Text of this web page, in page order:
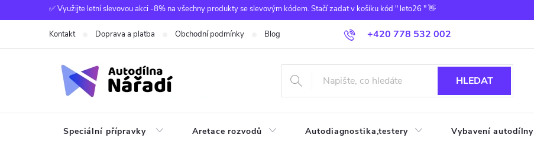
na
✅ Využijte letní slevovou akci -8% na všechny produkty se slevovým kódem. Stačí zadat v košíku kód " leto26 " 👋
+420 778 532 002
Kontakt Doprava a platba Obchodní podmínky Blog
HLEDAT
Speciální přípravky Aretace rozvodů Autodiagnostika,testery Vybavení autodílny